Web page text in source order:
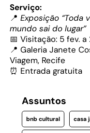
Serviço:
📍 Exposição “Toda
mundo sai do lugar”
📅 Visitação: 5 fev.
📍 Galeria Janete
Viagem, Recife
⏰ Entrada gratuita
Assuntos
bnb cultural casa